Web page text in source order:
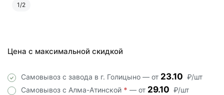
1/2
Цена с максимальной скидкой
Самовывоз с завода в г. Голицыно — от 23.10 ₽/шт
Самовывоз с Алма-Атинской * — от 29.10 ₽/шт